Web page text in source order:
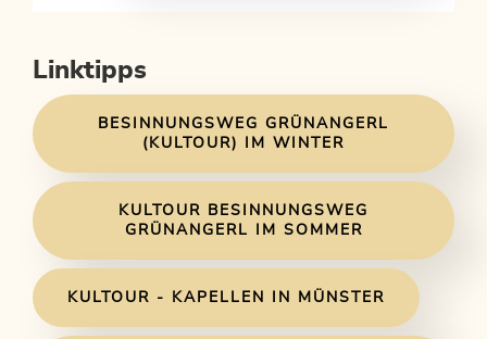
Linktipps
BESINNUNGSWEG GRÜNANGERL
(KULTOUR) IM WINTER
KULTOUR BESINNUNGSWEG
GRÜNANGERL IM SOMMER
KULTOUR - KAPELLEN IN MÜNSTER